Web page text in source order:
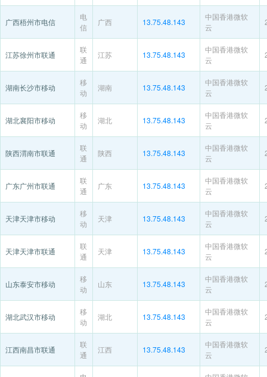
广西梧州市电信
电
信
广西 13.75.48.143
中国香港微软
云
江苏徐州市联通
联
通
江苏 13.75.48.143
中国香港微软
云
湖南长沙市移动
移
动
湖南 13.75.48.143
中国香港微软
云
湖北襄阳市移动
移
动
湖北 13.75.48.143
中国香港微软
云
陕西渭南市联通
联
通
陕西 13.75.48.143
中国香港微软
云
广东广州市联通
联
通
广东 13.75.48.143
中国香港微软
云
天津天津市移动
移
动
天津 13.75.48.143
中国香港微软
云
天津天津市联通
联
通
天津 13.75.48.143
中国香港微软
云
山东泰安市移动
移
动
山东 13.75.48.143
中国香港微软
云
湖北武汉市移动
移
动
湖北 13.75.48.143
中国香港微软
云
江西南昌市联通
联
通
江西 13.75.48.143
中国香港微软
云